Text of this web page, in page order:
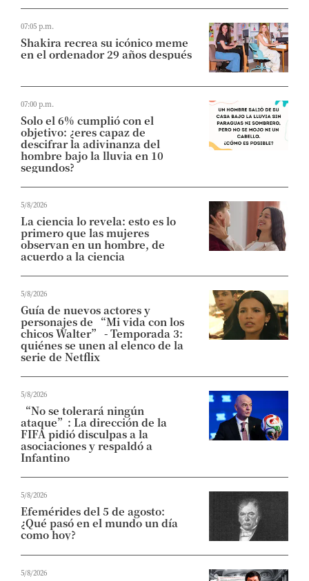
07:05 p.m.
Shakira recrea su icónico meme
en el ordenador 29 años después
07:00 p.m.
Solo el 6% cumplió con el
objetivo: ¿eres capaz de
descifrar la adivinanza del
hombre bajo la lluvia en 10
segundos?
5/8/2026
La ciencia lo revela: esto es lo
primero que las mujeres
observan en un hombre, de
acuerdo a la ciencia
5/8/2026
Guía de nuevos actores y
personajes de “Mi vida con los
chicos Walter” - Temporada 3:
quiénes se unen al elenco de la
serie de Netflix
5/8/2026
“No se tolerará ningún
ataque”: La dirección de la
FIFA pidió disculpas a la
asociaciones y respaldó a
Infantino
5/8/2026
Efemérides del 5 de agosto:
¿Qué pasó en el mundo un día
como hoy?
5/8/2026